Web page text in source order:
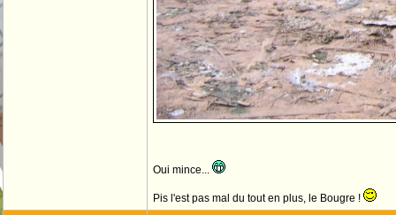
Oui mince...
Pis l'est pas mal du tout en plus, le Bougre !